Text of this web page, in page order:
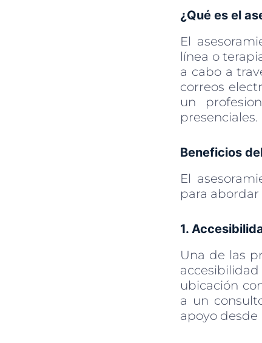
¿Qué es el
El
línea o
a cabo a
correos
un
presenciales.
Beneficios
El
para abordar
1.
Una de las
ubicación
a un
apoyo